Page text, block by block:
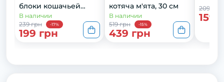
блоки кошачьей
мяты, 9г х3 шт
В наличии
239 грн
-17%
199 грн
котяча м'ята, 30 см
В наличии
519 грн
-15%
439 грн
209 грн
159